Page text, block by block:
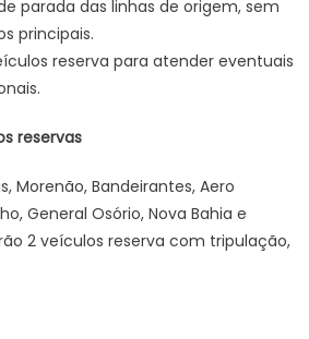
parada das linhas de origem, sem
principais.
reserva para atender eventuais
reservas
Morenão, Bandeirantes, Aero
General Osório, Nova Bahia e
2 veículos reserva com tripulação,